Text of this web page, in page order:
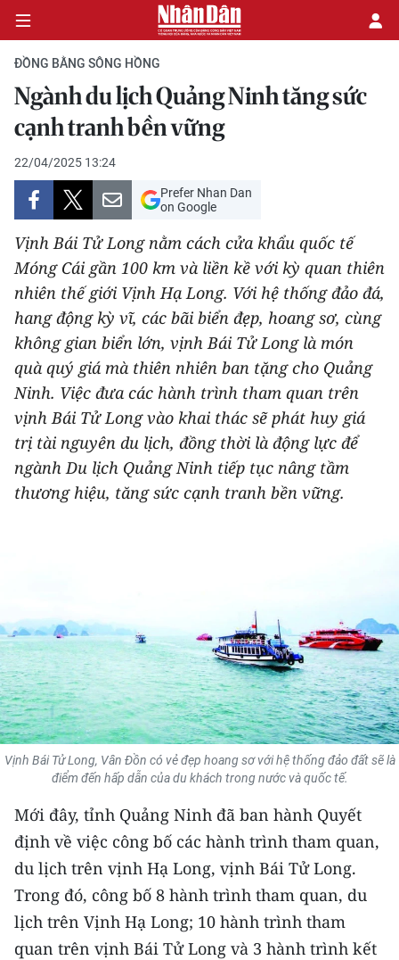
CHÍNH TRỊ
KINH TẾ
VĂN HÓA
XÃ HỘI
PHÁP LUẬT
DU LỊCH
THẾ GIỚI
THỂ THAO
GIÁO DỤC
BẠN ĐỌC
KIỂM CHỨNG THÔNG TIN
TRI THỨC CHUYÊN SÂU
54 DÂN TỘC VIỆT NAM
CHƯƠNG TRÌNH OCOP - MỖI XÃ
MỘT SẢN PHẨM
RADIO
MEDIA CENTER
ĐỒNG BẰNG SÔNG HỒNG
Ngành du lịch Quảng Ninh tăng sức
cạnh tranh bền vững
22/04/2025 13:24
Prefer Nhan Dan
on Google
Vịnh Bái Tử Long nằm cách cửa khẩu quốc tế
Móng Cái gần 100 km và liền kề với kỳ quan thiên
nhiên thế giới Vịnh Hạ Long. Với hệ thống đảo đá,
hang động kỳ vĩ, các bãi biển đẹp, hoang sơ, cùng
không gian biển lớn, vịnh Bái Tử Long là món
quà quý giá mà thiên nhiên ban tặng cho Quảng
Ninh. Việc đưa các hành trình tham quan trên
vịnh Bái Tử Long vào khai thác sẽ phát huy giá
trị tài nguyên du lịch, đồng thời là động lực để
ngành Du lịch Quảng Ninh tiếp tục nâng tầm
thương hiệu, tăng sức cạnh tranh bền vững.
Vịnh Bái Tử Long, Vân Đồn có vẻ đẹp hoang sơ với hệ thống đảo đất sẽ là
điểm đến hấp dẫn của du khách trong nước và quốc tế.
Mới đây, tỉnh Quảng Ninh đã ban hành Quyết
định về việc công bố các hành trình tham quan,
du lịch trên vịnh Hạ Long, vịnh Bái Tử Long.
Trong đó, công bố 8 hành trình tham quan, du
lịch trên Vịnh Hạ Long; 10 hành trình tham
quan trên vịnh Bái Tử Long và 3 hành trình kết